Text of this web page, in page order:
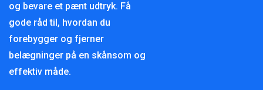
og bevare et pænt udtryk. Få
gode råd til, hvordan du
forebygger og fjerner
belægninger på en skånsom og
effektiv måde.